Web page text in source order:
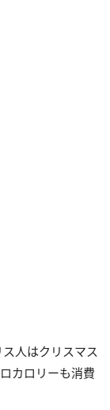
人はクリスマス
カロリーも消費